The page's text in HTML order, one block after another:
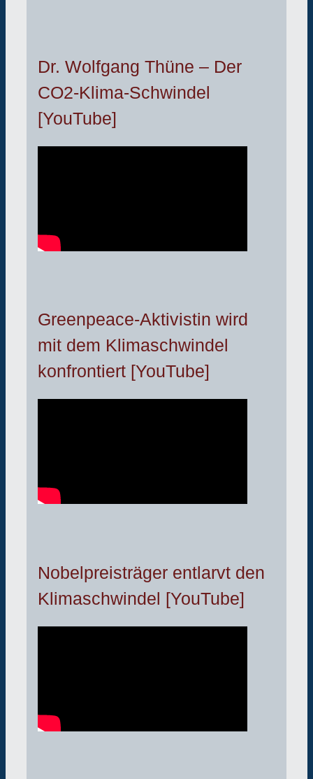
Dr. Wolfgang Thüne – Der
CO2-Klima-Schwindel
[YouTube]
Greenpeace-Aktivistin wird
mit dem Klimaschwindel
konfrontiert [YouTube]
Nobelpreisträger entlarvt den
Klimaschwindel [YouTube]